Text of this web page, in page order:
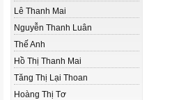
Lê Thanh Mai
Nguyễn Thanh Luân
Thế Anh
Hồ Thị Thanh Mai
Tăng Thị Lại Thoan
Hoàng Thị Tơ